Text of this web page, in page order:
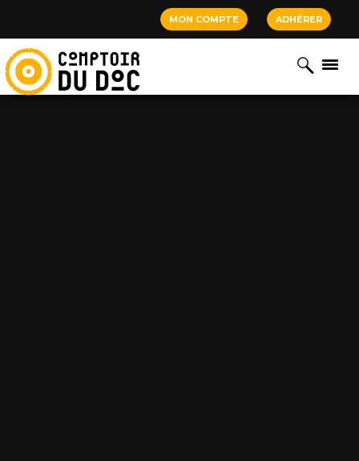
MON COMPTE ADHÉRER
Cookies management panel